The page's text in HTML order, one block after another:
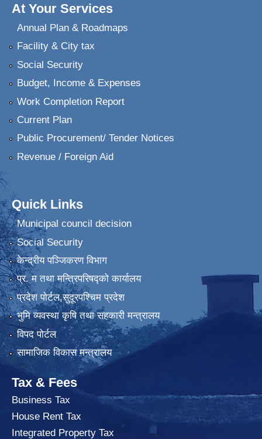
At Your Services
Annual Plan & Roadmaps
Facility & City tax
Social Security
Budget, Income & Expenses
Work Completion Report
Current Plan
Public Procurement/ Tender Notices
Revenue / Foreign Aid
Quick Links
Municipal council decision
Social Security
केन्द्रीय पञ्जिकरण विभाग
प्र. म तथा मन्त्रिपरिषद्को कार्यालय
प्रदेश पाेर्टल,सुदूरपश्चिम प्रदेश
भुमि व्यवस्था कृषि तथा सहकारी मन्त्रालय
विपद पोर्टल
सामाजिक विकास मन्त्रालय
Tax & Fees
Business Tax
House Rent Tax
Integrated Property Tax